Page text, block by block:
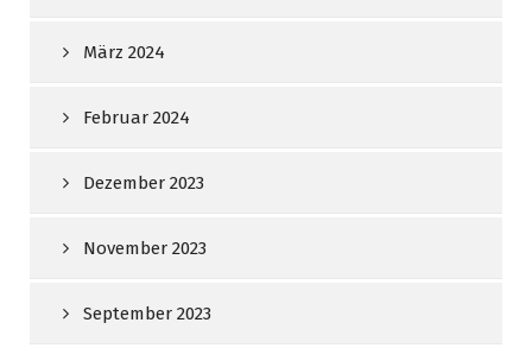
März 2024
Februar 2024
Dezember 2023
November 2023
September 2023